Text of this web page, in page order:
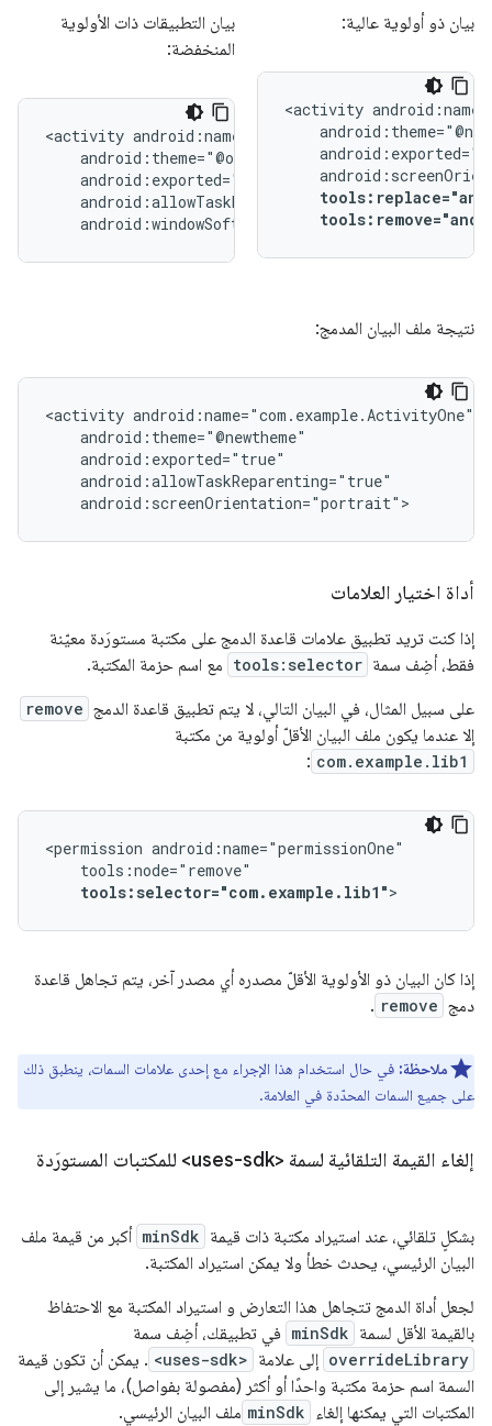
بيان التطبيقات ذات الأولوية
المنخفضة:
<activity
android:windowSoftInputMode="stateUnchanged">
بيان ذو أولوية عالية:
<activity
نتيجة ملف البيان المدمج:
<activity
android:screenOrientation="portrait">
أداة اختيار العلامات
إذا كنت تريد تطبيق علامات قاعدة الدمج على مكتبة مستورَدة معيّنة
فقط، أضِف سمة tools:selector مع اسم حزمة المكتبة.
على سبيل المثال، في البيان التالي، لا يتم تطبيق قاعدة الدمج remove
إلا عندما يكون ملف البيان الأقلّ أولوية من مكتبة
com.example.lib1
:
<permission
tools:selector="com.example.lib1">
إذا كان البيان ذو الأولوية الأقلّ مصدره أي مصدر آخر، يتم تجاهل قاعدة
دمج remove
.
ملاحظة: في حال استخدام هذا الإجراء مع إحدى علامات السمات، ينطبق ذلك
على جميع السمات المحدّدة في العلامة.
إلغاء القيمة التلقائية لسمة <uses-sdk> للمكتبات المستورَدة
بشكلٍ تلقائي، عند استيراد مكتبة ذات قيمة minSdk أكبر من قيمة ملف
البيان الرئيسي، يحدث خطأ ولا يمكن استيراد المكتبة.
لجعل أداة الدمج تتجاهل هذا التعارض و استيراد المكتبة مع الاحتفاظ
بالقيمة الأقل لسمة minSdk في تطبيقك، أضِف سمة
overrideLibrary إلى علامة <uses-sdk> . يمكن أن تكون قيمة
السمة اسم حزمة مكتبة واحدًا أو أكثر (مفصولة بفواصل)، ما يشير إلى
المكتبات التي يمكنها إلغاء minSdk ملف البيان الرئيسي.